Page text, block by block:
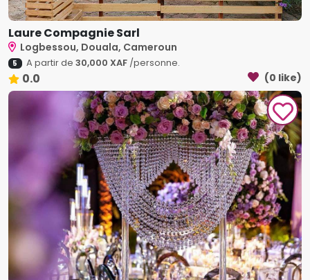
Laure Compagnie Sarl
Logbessou, Douala, Cameroun
5 A partir de 30,000 XAF/personne.
0.0 (0 like)